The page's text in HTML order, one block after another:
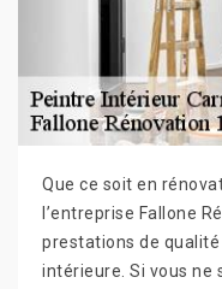
Que ce soit en
l’entreprise Fallone
prestations de
intérieure. Si vous ne